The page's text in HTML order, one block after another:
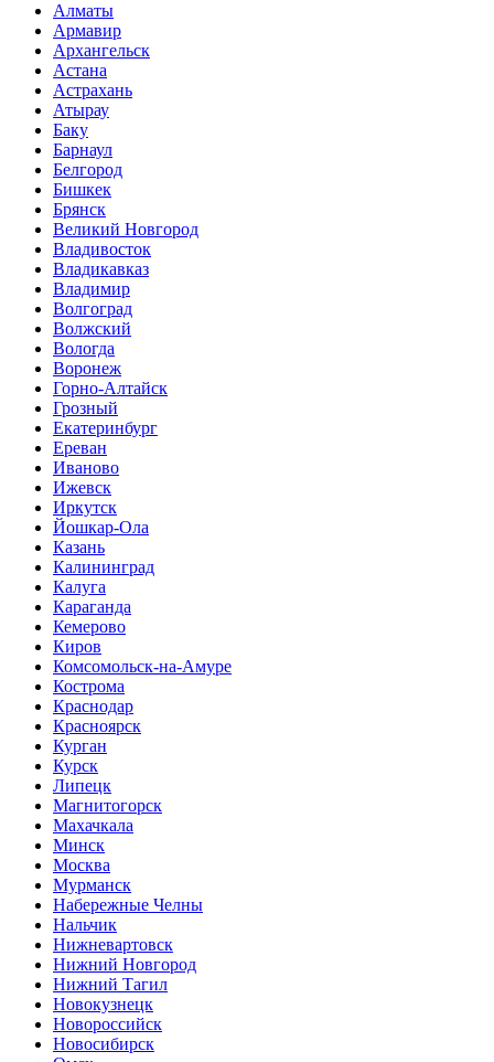
Алматы
Армавир
Архангельск
Астана
Астрахань
Атырау
Баку
Барнаул
Белгород
Бишкек
Брянск
Великий Новгород
Владивосток
Владикавказ
Владимир
Волгоград
Волжский
Вологда
Воронеж
Горно-Алтайск
Грозный
Екатеринбург
Ереван
Иваново
Ижевск
Иркутск
Йошкар-Ола
Казань
Калининград
Калуга
Караганда
Кемерово
Киров
Комсомольск-на-Амуре
Кострома
Краснодар
Красноярск
Курган
Курск
Липецк
Магнитогорск
Махачкала
Минск
Москва
Мурманск
Набережные Челны
Нальчик
Нижневартовск
Нижний Новгород
Нижний Тагил
Новокузнецк
Новороссийск
Новосибирск